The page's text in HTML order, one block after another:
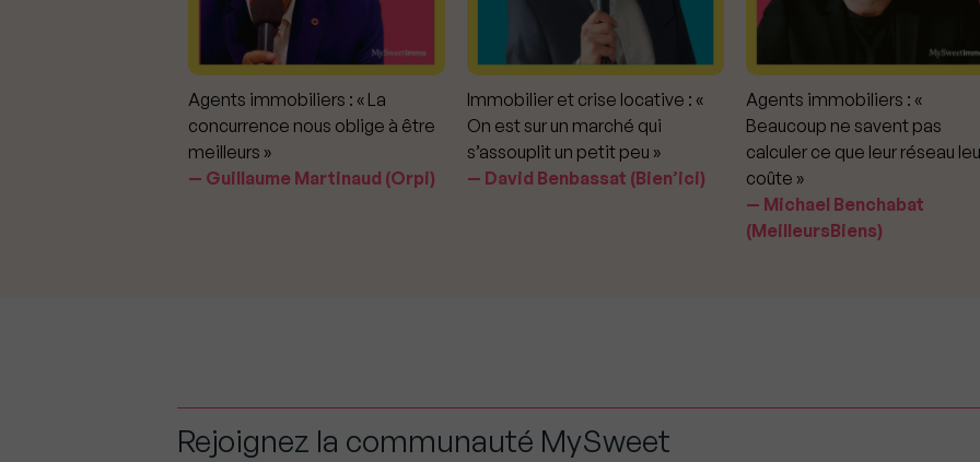
Agents immobiliers : « La
concurrence nous oblige à être
meilleurs »
Guillaume Martinaud (Orpi)
Immobilier et crise locative : «
On est sur un marché qui
s’assouplit un petit peu »
David Benbassat (Bien’ici)
Agents immobiliers : «
Beaucoup ne savent pas
calculer ce que leur réseau
coûte »
Michael Benchabat
(MeilleursBiens)
Rejoignez la communauté MySweet